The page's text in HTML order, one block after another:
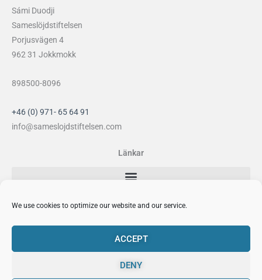
We use cookies to optimize our website and our service.
ACCEPT
DENY
Sámi Duodji
Sameslöjdstiftelsen
Porjusvägen 4
962 31 Jokkmokk
898500-8096
+46 (0) 971- 65 64 91
info@sameslojdstiftelsen.com
Länkar
Sociala medier
F
c
I
n
s
a
Y
o
u
P
n